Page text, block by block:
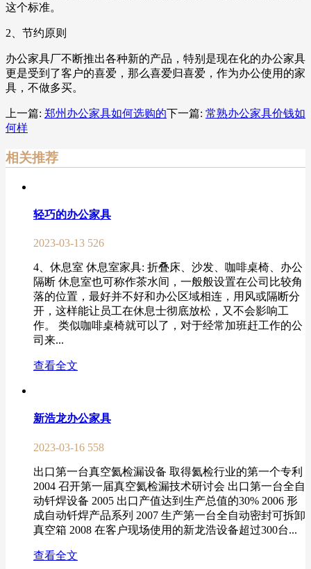
这个标准。
2、节约原则
办公家具厂不断推出各种新的产品，特别是现在化的办公家具
更是受到了客户的喜爱，那么喜爱归喜爱，作为办公使用的家
具，不做多买。
上一篇: 郑州办公家具如何选购的下一篇: 常熟办公家具价钱如
何样
相关推荐
轻巧的办公家具
2023-03-13 526
4、休息室 休息室家具: 折叠床、沙发、咖啡桌椅、办公
隔断 休息室也可称作茶水间，一般般设置在公司比较角
落的位置，最好并不好和办公区域相连，用风或隔断分
开，这样能让员工在休息士彻底放松，又不会影响工
作。 类似咖啡桌椅就可以了，对于经常加班赶工作的公
司来...
查看全文
新浩龙办公家具
2023-03-16 558
出口第一台真空氦检漏设备 取得氦检行业的第一个专利
2004 召开第一届真空氦检漏技术研讨会 出口第一台全自
动钎焊设备 2005 出口产值达到生产总值的30% 2006 形
成自动钎焊产品系列 2007 生产第一台全自动密封可拆卸
真空箱 2008 在客户现场使用的新龙浩设备超过300台...
查看全文